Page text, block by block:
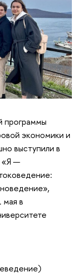
программы
экономики и
выступили в
«Я —
мая в